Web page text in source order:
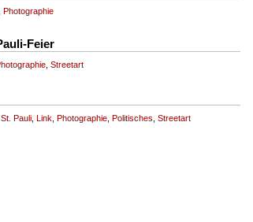
Photographie
Feier
Streetart
Pauli Link Photographie Politisches Streetart